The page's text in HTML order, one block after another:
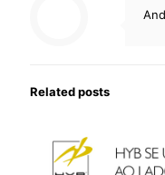
Related posts